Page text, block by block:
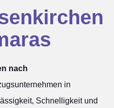
nach
in
Schnelligkeit und